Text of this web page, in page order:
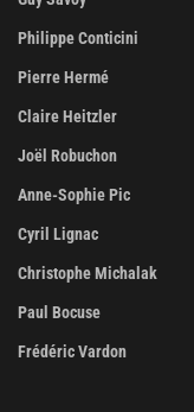
Philippe Conticini
Pierre Hermé
Claire Heitzler
Joël Robuchon
Anne-Sophie Pic
Cyril Lignac
Christophe Michalak
Paul Bocuse
Frédéric Vardon